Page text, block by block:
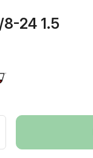
8-24 1.5